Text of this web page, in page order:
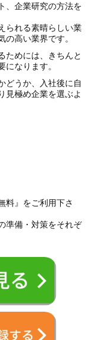
、企業研究の方法を
られる素晴らしい業
高い業界です。
ためには、きちんと
なります。
どうか、入社後に自
見極め企業を選ぶよ
料』をご利用下さ
準備・対策をそれぞ